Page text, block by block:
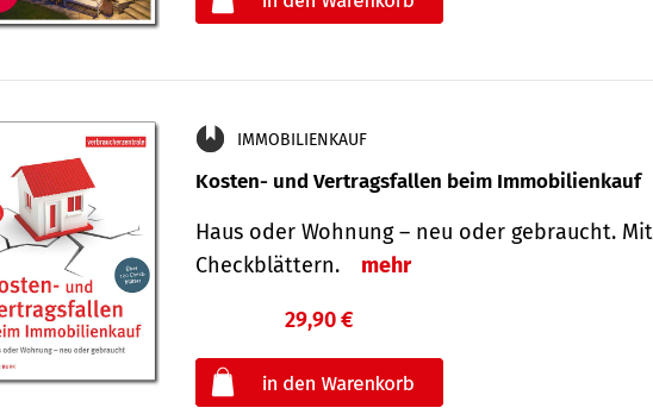
IMMOBILIENKAUF
Kosten- und Vertragsfallen beim Immobilienkauf
Haus oder Wohnung – neu oder gebraucht.
Check­blättern.
mehr
29,90 €